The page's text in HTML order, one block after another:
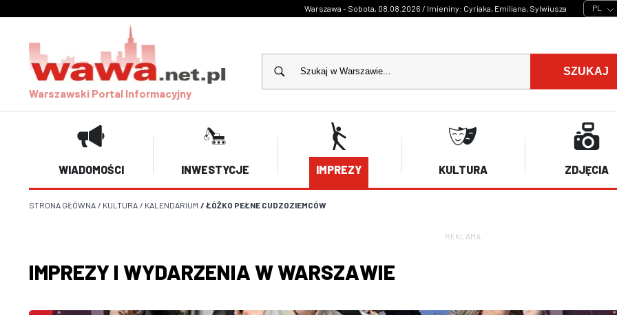
Warszawa - Sobota, 08.08.2026 / Imieniny: Cyriaka, Emiliana, Sylwiusza PL
Warszawski Portal Informacyjny
SZUKAJ
WIADOMOŚCI INWESTYCJE IMPREZY KULTURA ZDJĘCIA
STRONA GŁÓWNA / KULTURA / KALENDARIUM / ŁÓŻKO PEŁNE CUDZOZIEMCÓW
REKLAMA
IMPREZY I WYDARZENIA W WARSZAWIE